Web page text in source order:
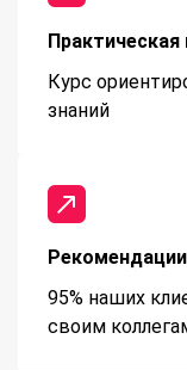
Практическая
Курс
знаний
95% наших
своим